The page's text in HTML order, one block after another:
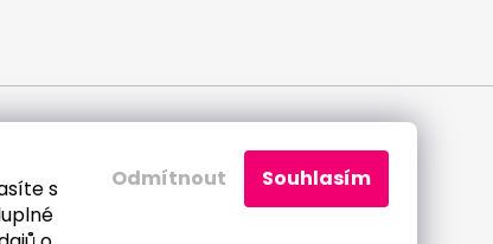
s
Odmítnout Souhlasím